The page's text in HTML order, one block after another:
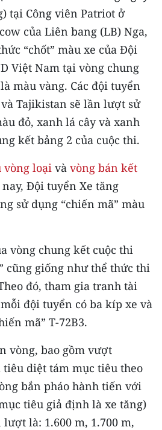
- MỖI XÃ
tại Công viên Patriot ở
của Liên bang (LB) Nga,
“chốt” màu xe của Đội
Việt Nam tại vòng chung
màu vàng. Các đội tuyển
Tajikistan sẽ lần lượt sử
đỏ, xanh lá cây và xanh
kết bảng 2 của cuộc thi.
vòng loại và vòng bán kết
Đội tuyển Xe tăng
sử dụng “chiến mã” màu
vòng chung kết cuộc thi
cũng giống như thể thức thi
đó, tham gia tranh tài
đội tuyển có ba kíp xe và
mã” T-72B3.
vòng, bao gồm vượt
diệt tám mục tiêu theo
bắn pháo hành tiến với
tiêu giả định là xe tăng)
là: 1.600 m, 1.700 m,